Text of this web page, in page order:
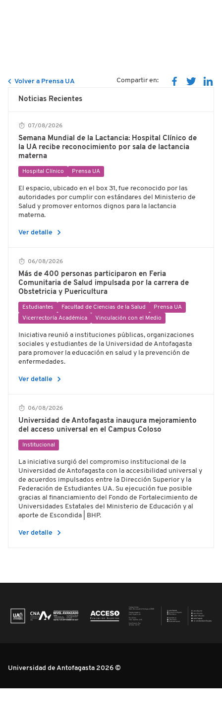
Volver a Prensa UA Compartir en:
Noticias Recientes
07/08/2026
Semana Mundial de la Lactancia: Hospital Clínico de
la UA recibe reconocimiento por sala de lactancia
materna
Hospital Clínico Prensa UA
El espacio, ubicado en el box 31, fue reconocido por las
autoridades por cumplir con estándares del Ministerio de
Salud y promover entornos dignos para la lactancia
materna.
Ver detalle chevron_right
06/08/2026
Más de 400 personas participaron en Feria
Comunitaria de Salud impulsada por la carrera de
Obstetricia y Puericultura
Estudiantes Facultad de Ciencias de la Salud
Prensa UA
Vicerrectoría Académica
Vinculación con el Medio
Iniciativa reunió a instituciones públicas, organizaciones
sociales y estudiantes de la Universidad de Antofagasta
para promover la educación en salud y la prevención de
enfermedades.
Ver detalle chevron_right
06/08/2026
Universidad de Antofagasta inaugura mejoramiento
del acceso universal en el Campus Coloso
Institucional
La iniciativa surgió del compromiso institucional de la
Universidad de Antofagasta con la accesibilidad universal y
de acuerdos impulsados entre la Dirección Superior y la
Federación de Estudiantes UA. Su ejecución fue posible
gracias al financiamiento del Fondo de Fortalecimiento de
Universidades Estatales del Ministerio de Educación y al
aporte de Escondida | BHP.
Ver detalle chevron_right
Universidad de Antofagasta 2026 ©